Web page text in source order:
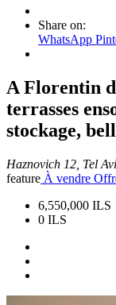
Share on:
WhatsApp
A Florentin
terrasses
stockage,
Haznovich 12, Tel
feature À vendre
6,550,000 ILS
0 ILS